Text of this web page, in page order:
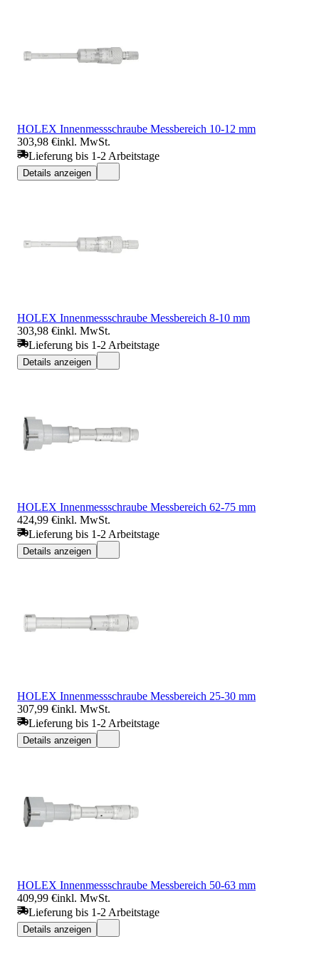
HOLEX Innenmessschraube Messbereich 10-12 mm
303,98 €inkl. MwSt.
Lieferung bis 1-2 Arbeitstage
Details anzeigen
HOLEX Innenmessschraube Messbereich 8-10 mm
303,98 €inkl. MwSt.
Lieferung bis 1-2 Arbeitstage
Details anzeigen
HOLEX Innenmessschraube Messbereich 62-75 mm
424,99 €inkl. MwSt.
Lieferung bis 1-2 Arbeitstage
Details anzeigen
HOLEX Innenmessschraube Messbereich 25-30 mm
307,99 €inkl. MwSt.
Lieferung bis 1-2 Arbeitstage
Details anzeigen
HOLEX Innenmessschraube Messbereich 50-63 mm
409,99 €inkl. MwSt.
Lieferung bis 1-2 Arbeitstage
Details anzeigen